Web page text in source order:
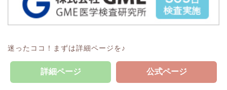
迷ったココ！まずは詳細ページを♪
詳細ページ 公式ページ